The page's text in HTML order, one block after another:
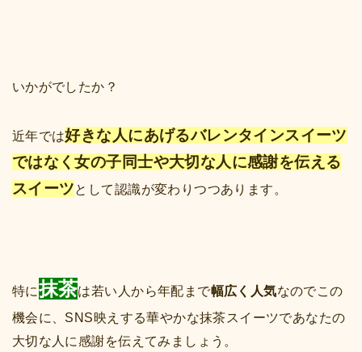
いかがでしたか？
近年では好きな人にあげるバレンタインスイーツ
ではなく女の子同士や大切な人に感謝を伝える
スイーツとして認識が変わりつつあります。
特に抹茶は若い人から年配まで幅広く人気なのでこの
機会に、SNS映えする華やかな抹茶スイーツであなたの
大切な人に感謝を伝えてみましょう。